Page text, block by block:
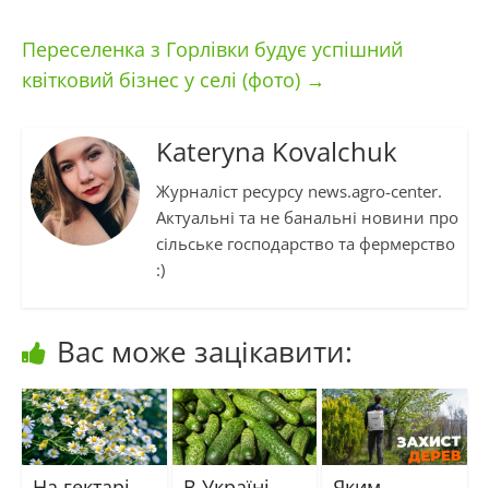
Переселенка з Горлівки будує успішний
квітковий бізнес у селі (фото) →
Kateryna Kovalchuk
Журналіст ресурсу news.agro-center.
Актуальні та не банальні новини про
сільське господарство та фермерство
:)
Вас може зацікавити: